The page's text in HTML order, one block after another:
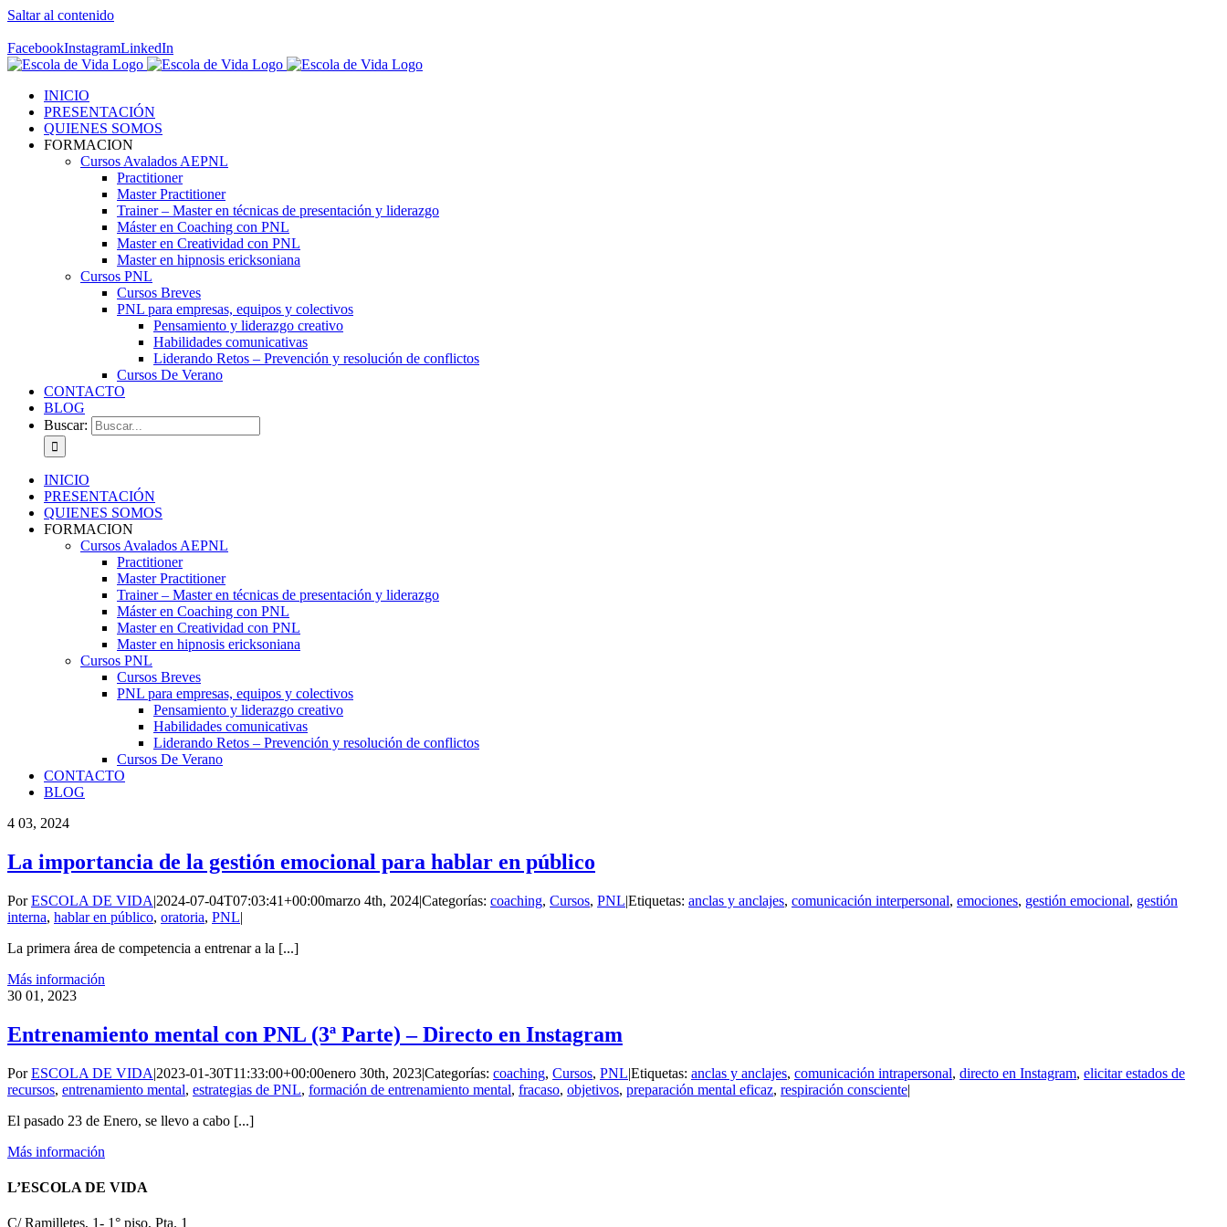
Saltar al contenido
FacebookInstagramLinkedIn
INICIO
PRESENTACIÓN
QUIENES SOMOS
FORMACION
Cursos Avalados AEPNL
Practitioner
Master Practitioner
Trainer – Master en técnicas de presentación y liderazgo
Máster en Coaching con PNL
Master en Creatividad con PNL
Master en hipnosis ericksoniana
Cursos PNL
Cursos Breves
PNL para empresas, equipos y colectivos
Pensamiento y liderazgo creativo
Habilidades comunicativas
Liderando Retos – Prevención y resolución de conflictos
Cursos De Verano
CONTACTO
BLOG
Buscar:
INICIO
PRESENTACIÓN
QUIENES SOMOS
FORMACION
Cursos Avalados AEPNL
Practitioner
Master Practitioner
Trainer – Master en técnicas de presentación y liderazgo
Máster en Coaching con PNL
Master en Creatividad con PNL
Master en hipnosis ericksoniana
Cursos PNL
Cursos Breves
PNL para empresas, equipos y colectivos
Pensamiento y liderazgo creativo
Habilidades comunicativas
Liderando Retos – Prevención y resolución de conflictos
Cursos De Verano
CONTACTO
BLOG
4 03, 2024
La importancia de la gestión emocional para hablar en público
PorESCOLA DE VIDA|2024-07-04T07:03:41+00:00marzo 4th, 2024|Categorías: coaching, Cursos, PNL|Etiquetas: anclas y anclajes, comunicación interpersonal, emociones, gestión emocional, gestión
interna, hablar en público, oratoria, PNL|
La primera área de competencia a entrenar a la [...]
Más información
30 01, 2023
Entrenamiento mental con PNL (3ª Parte) – Directo en Instagram
PorESCOLA DE VIDA|2023-01-30T11:33:00+00:00enero 30th, 2023|Categorías: coaching, Cursos, PNL|Etiquetas: anclas y anclajes, comunicación intrapersonal, directo en Instagram, elicitar estados de
recursos, entrenamiento mental, estrategias de PNL, formación de entrenamiento mental, fracaso, objetivos, preparación mental eficaz, respiración consciente|
El pasado 23 de Enero, se llevo a cabo [...]
Más información
L’ESCOLA DE VIDA
C/ Ramilletes, 1- 1° piso, Pta. 1